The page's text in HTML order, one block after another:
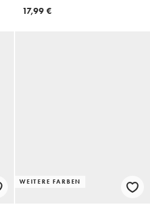
17,99 €
WEITERE FARBEN